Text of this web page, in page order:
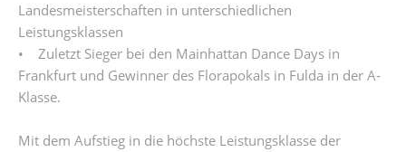
Landesmeisterschaften in unterschiedlichen
Leistungsklassen
• Zuletzt Sieger bei den Mainhattan Dance Days in
Frankfurt und Gewinner des Florapokals in Fulda in der A-
Klasse.
Mit dem Aufstieg in die höchste Leistungsklasse der